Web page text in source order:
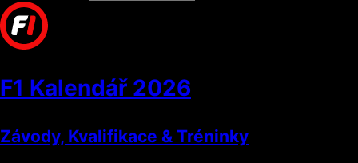
F1 Kalendář 2026
Závody, Kvalifikace & Tréninky